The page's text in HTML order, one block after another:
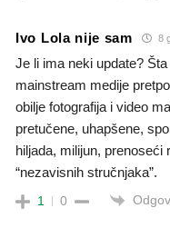
Ivo Lola nije sam 8
Je li ima neki update?
mainstream medije
obilje fotografija i video
pretučene, uhapšene,
hiljada, milijun,
“nezavisnih stručnjaka”.
1 0